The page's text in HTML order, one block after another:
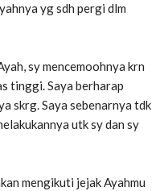
yg sdh pergi dlm
sy mencemoohnya krn
tinggi. Saya berharap
skrg. Saya sebenarnya tdk
utk sy dan sy
mengikuti jejak Ayahmu